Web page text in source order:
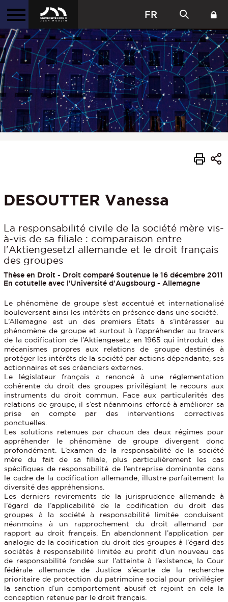
FR
DESOUTTER Vanessa
La responsabilité civile de la société mère vis-
à-vis de sa filiale : comparaison entre
l'Aktiengesetzl allemande et le droit français
des groupes
Thèse en Droit - Droit comparé Soutenue le 16 décembre 2011
En cotutelle avec l'Université d'Augsbourg - Allemagne
Le phénomène de groupe s’est accentué et internationalisé
bouleversant ainsi les intérêts en présence dans une société.
L’Allemagne est un des premiers États à s’intéresser au
phénomène de groupe et surtout à l’appréhender au travers
de la codification de l’Aktiengesetz en 1965 qui introduit des
mécanismes propres aux relations de groupe destinés à
protéger les intérêts de la société par actions dépendante, ses
actionnaires et ses créanciers externes.
Le législateur français a renoncé à une réglementation
cohérente du droit des groupes privilégiant le recours aux
instruments du droit commun. Face aux particularités des
relations de groupe, il s’est néanmoins efforcé à améliorer sa
prise en compte par des interventions correctives
ponctuelles.
Les solutions retenues par chacun des deux régimes pour
appréhender le phénomène de groupe divergent donc
profondément. L’examen de la responsabilité de la société
mère du fait de sa filiale, plus particulièrement les cas
spécifiques de responsabilité de l’entreprise dominante dans
le cadre de la codification allemande, illustre parfaitement la
diversité des appréhensions.
Les derniers revirements de la jurisprudence allemande à
l’égard de l’applicabilité de la codification du droit des
groupes à la société à responsabilité limitée conduisent
néanmoins à un rapprochement du droit allemand par
rapport au droit français. En abandonnant l’application par
analogie de la codification du droit des groupes à l’égard des
sociétés à responsabilité limitée au profit d’un nouveau cas
de responsabilité fondée sur l’atteinte à l’existence, la Cour
fédérale allemande de Justice s’écarte de la recherche
prioritaire de protection du patrimoine social pour privilégier
la sanction d’un comportement abusif et rejoint en cela la
conception retenue par le droit français.